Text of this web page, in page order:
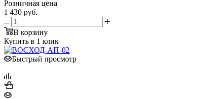
Розничная цена
1 430 руб.
В корзину
Купить в 1 клик
Быстрый просмотр